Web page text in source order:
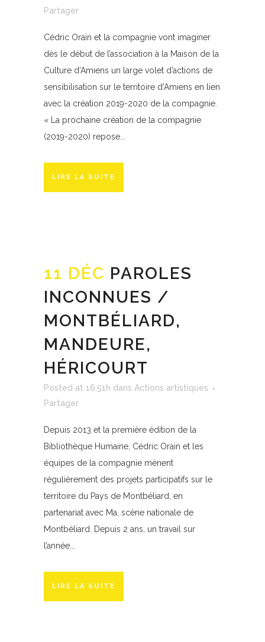
Partager
Cédric Orain et la compagnie vont imaginer
dès le début de l’association à la Maison de la
Culture d’Amiens un large volet d’actions de
sensibilisation sur le territoire d’Amiens en lien
avec la création 2019-2020 de la compagnie.
« La prochaine création de la compagnie
(2019-2020) repose...
LIRE LA SUITE
11 DÉC PAROLES
INCONNUES /
MONTBÉLIARD,
MANDEURE,
HÉRICOURT
Posted at 16:51h dans Actions artistiques
Partager
Depuis 2013 et la première édition de la
Bibliothèque Humaine, Cédric Orain et les
équipes de la compagnie mènent
régulièrement des projets participatifs sur le
territoire du Pays de Montbéliard, en
partenariat avec Ma, scène nationale de
Montbéliard. Depuis 2 ans, un travail sur
l’année...
LIRE LA SUITE